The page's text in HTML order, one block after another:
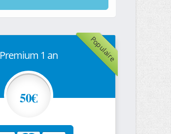
Populaire
Premium 1 an
50€